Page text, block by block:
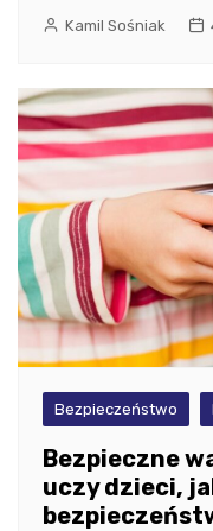
Kamil Sośniak
Bezpieczeństwo
Bezpieczne
uczy dzieci,